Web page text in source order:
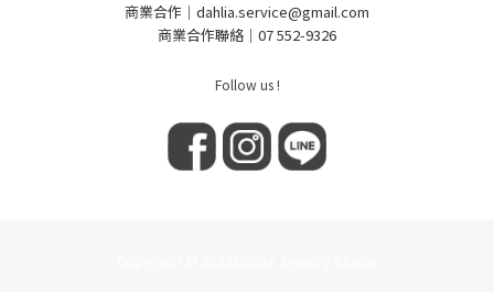
商業合作｜dahlia.service@gmail.com
商業合作聯絡｜07 552-9326
Follow us !